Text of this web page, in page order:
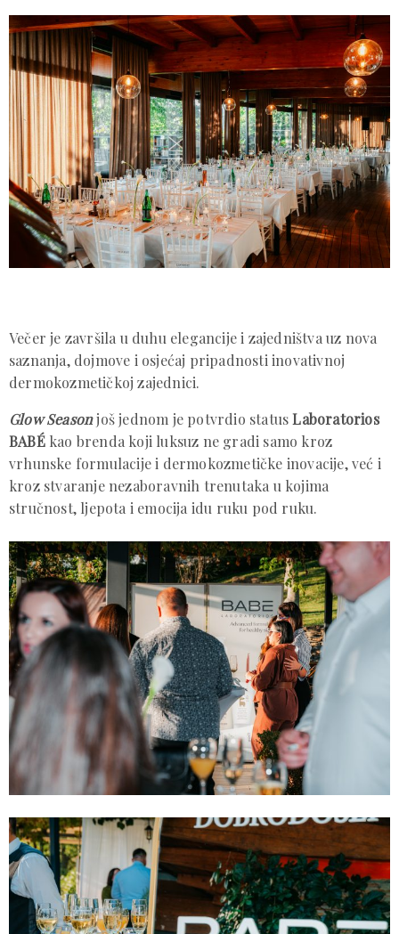
Večer je završila u duhu elegancije i zajedništva uz nova
saznanja, dojmove i osjećaj pripadnosti inovativnoj
dermokozmetičkoj zajednici.
Glow Season još jednom je potvrdio statusLaboratorios
BABÉkao brenda koji luksuz ne gradi samo kroz
vrhunske formulacije i dermokozmetičke inovacije, već i
kroz stvaranje nezaboravnih trenutaka u kojima
stručnost, ljepota i emocija idu ruku pod ruku.